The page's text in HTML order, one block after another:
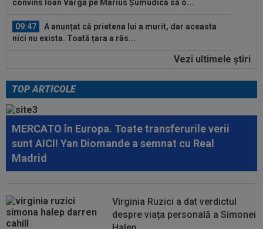
convins Ioan Varga pe Marius Șumudică să o...
09:47
A anunțat că prietena lui a murit, dar aceasta
nici nu exista. Toată țara a râs...
Pe loc! Jose Mourinho a spus-o direct, după
10:36 EXCLUSIV
Gigi Becali a luat decizia, după ce
l-a schimbat la pauza meciului FCSB - Farul...
10:19 FOTO
Nicolae Stanciu, idol în China! Fanii lui
Dalian Yingbo aproape l-au lăsat fără...
10:08 OFICIAL
Atacantul dorit de Rapid a semnat în
09:52 OFICIAL
A semnat: de la Cupa Mondială
2026, în SuperLiga României!
Vezi ultimele ştiri
TOP ARTICOLE
MERCATO în Europa. Toate transferurile verii
sunt AICI! Yan Diomande a semnat cu Real
Madrid
Virginia Ruzici a dat verdictul
despre viața personală a Simonei